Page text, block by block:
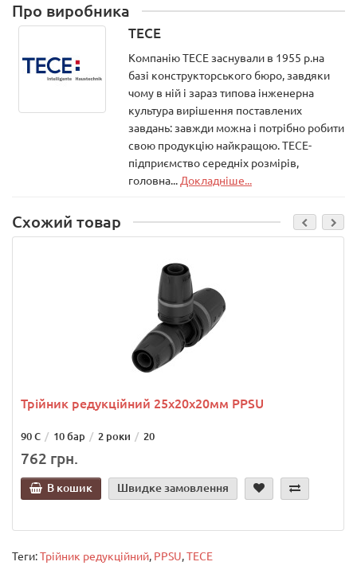
Про виробника
TECE
Компанію ТЕСЕ заснували в 1955 р.на
базі конструкторського бюро, завдяки
чому в ній і зараз типова інженерна
культура вирішення поставлених
завдань: завжди можна і потрібно робити
свою продукцію найкращою. ТЕСЕ-
підприємство середніх розмірів,
головна... Докладніше...
Схожий товар
Трійник редукційний 25х20х20мм PPSU
90 С 10 бар 2 роки 20
762 грн.
В кошик Швидке замовлення
Теги:Трійник редукційний, PPSU,TECE